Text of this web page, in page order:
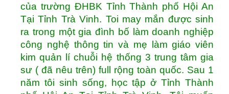
của trường ĐHBK Tỉnh Thành phố Hội An
Tại Tỉnh Trà Vinh. Toi may mắn được sinh
ra trong một gia đình bố làm doanh nghiệp
công nghệ thông tin và mẹ làm giáo viên
kim quản lí chuỗi hệ thống 3 trung tâm gia
sư ( đã nêu trên) full rộng toàn quốc. Sau 1
năm tôi sinh sống, học tập ở Tỉnh Thành